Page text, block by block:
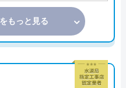
もっと見る